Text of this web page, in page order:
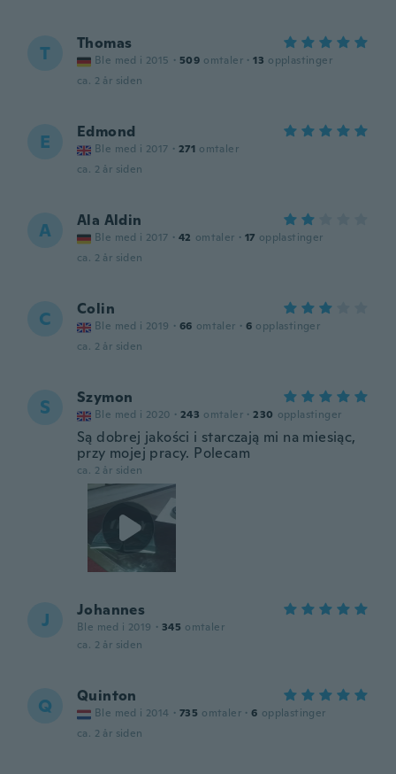
T Thomas
Ble med i 2015 · 509 omtaler · 13 opplastinger
ca. 2 år siden
E Edmond
Ble med i 2017 · 271 omtaler
ca. 2 år siden
A Ala Aldin
Ble med i 2017 · 42 omtaler · 17 opplastinger
ca. 2 år siden
C Colin
Ble med i 2019 · 66 omtaler · 6 opplastinger
ca. 2 år siden
S Szymon
Ble med i 2020 · 243 omtaler · 230 opplastinger
Są dobrej jakości i starczają mi na miesiąc,
przy mojej pracy. Polecam
ca. 2 år siden
J Johannes
Ble med i 2019 · 345 omtaler
ca. 2 år siden
Q Quinton
Ble med i 2014 · 735 omtaler · 6 opplastinger
ca. 2 år siden